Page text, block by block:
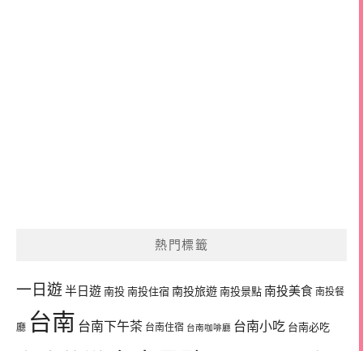
熱門標籤
一日遊半日遊 南投 南投住宿 南投旅遊 南投景點 南投美食 南投餐
廳 台南 台南下午茶 台南住宿 台南咖啡廳 台南小吃 台南必吃